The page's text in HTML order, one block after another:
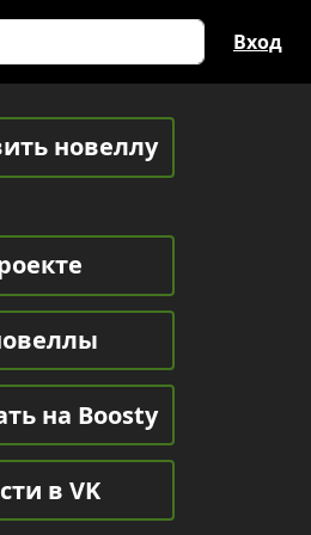
Вход
новеллу
на Boosty
в VK